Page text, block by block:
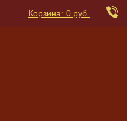
Корзина: 0 руб.